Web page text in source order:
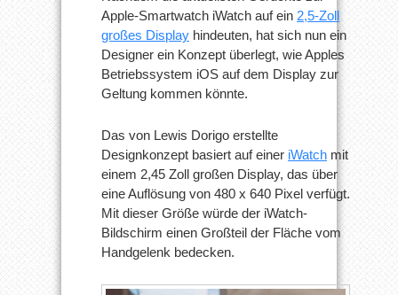
Apple-Smartwatch iWatch auf ein 2,5-Zoll
großes Display hindeuten, hat sich nun ein
Designer ein Konzept überlegt, wie Apples
Betriebssystem iOS auf dem Display zur
Geltung kommen könnte.
Das von Lewis Dorigo erstellte
Designkonzept basiert auf einer iWatch mit
einem 2,45 Zoll großen Display, das über
eine Auflösung von 480 x 640 Pixel verfügt.
Mit dieser Größe würde der iWatch-
Bildschirm einen Großteil der Fläche vom
Handgelenk bedecken.